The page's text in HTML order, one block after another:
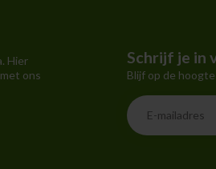
Hier
ons
Schrijf je in
Blijf op de